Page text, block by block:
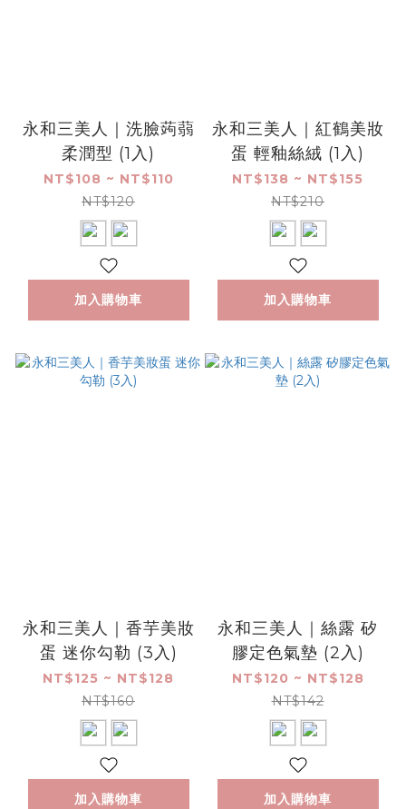
永和三美人｜洗臉蒟蒻
柔潤型 (1入)
NT$108 ~ NT$110
NT$120
加入購物車
永和三美人｜紅鶴美妝
蛋 輕釉絲絨 (1入)
NT$138 ~ NT$155
NT$210
加入購物車
永和三美人｜香芋美妝
蛋 迷你勾勒 (3入)
NT$125 ~ NT$128
NT$160
加入購物車
永和三美人｜絲露 矽
膠定色氣墊 (2入)
NT$120 ~ NT$128
NT$142
加入購物車